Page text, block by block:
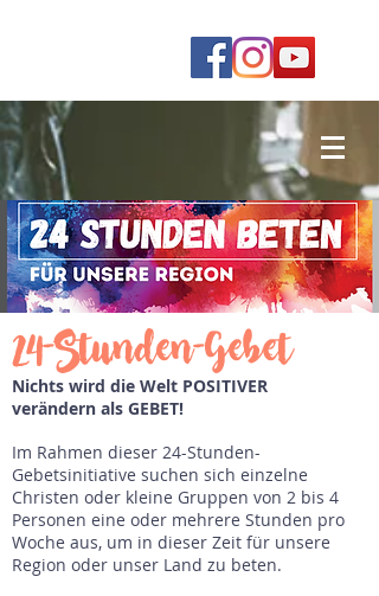
24-Stunden-Gebet
Nichts wird die Welt POSITIVER
verändern als GEBET!
Im Rahmen dieser 24-Stunden-
Gebetsinitiative suchen sich einzelne
Christen oder kleine Gruppen von 2 bis 4
Personen eine oder mehrere Stunden pro
Woche aus, um in dieser Zeit für unsere
Region oder unser Land zu beten.